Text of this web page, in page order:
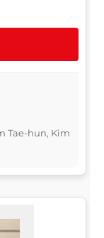
Tae-hun, Kim